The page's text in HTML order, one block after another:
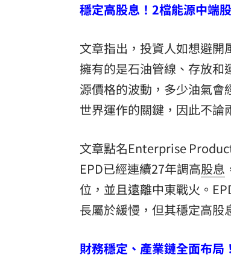
穩定高股息！2檔能源中端
文章指出，投資人如想避開
擁有的是石油管線、存放
源價格的波動，多少油氣
世界運作的關鍵，因此不論
文章點名Enterprise
EPD已經連續27年調高股息
位，並且遠離中東戰火。
長屬於緩慢，但其穩定高股
財務穩定、產業鏈全面布